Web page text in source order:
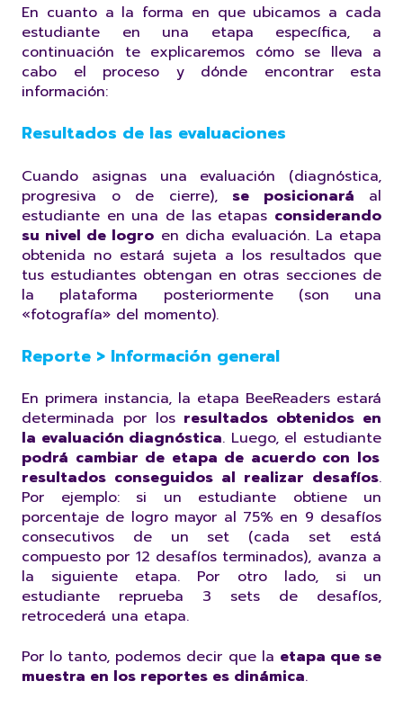
En cuanto a la forma en que ubicamos a cada
estudiante en una etapa específica, a
continuación te explicaremos cómo se lleva a
cabo el proceso y dónde encontrar esta
información:
Resultados de las evaluaciones
Cuando asignas una evaluación (diagnóstica,
progresiva o de cierre), se posicionará al
estudiante en una de las etapas considerando
su nivel de logro en dicha evaluación. La etapa
obtenida no estará sujeta a los resultados que
tus estudiantes obtengan en otras secciones de
la plataforma posteriormente (son una
«fotografía» del momento).
Reporte > Información general
En primera instancia, la etapa BeeReaders estará
determinada por los resultados obtenidos en
la evaluación diagnóstica. Luego, el estudiante
podrá cambiar de etapa de acuerdo con los
resultados conseguidos al realizar desafíos.
Por ejemplo: si un estudiante obtiene un
porcentaje de logro mayor al 75% en 9 desafíos
consecutivos de un set (cada set está
compuesto por 12 desafíos terminados), avanza a
la siguiente etapa. Por otro lado, si un
estudiante reprueba 3 sets de desafíos,
retrocederá una etapa.
Por lo tanto, podemos decir que la etapa que se
muestra en los reportes es dinámica.